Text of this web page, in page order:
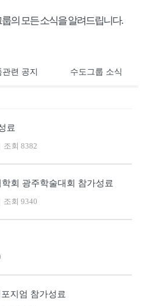
의 모든 소식을 알려드립니다.
련 공지 수도그룹 소식
료
조회 8382
회 광주학술대회 참가성료
조회 9340
지엄 참가성료